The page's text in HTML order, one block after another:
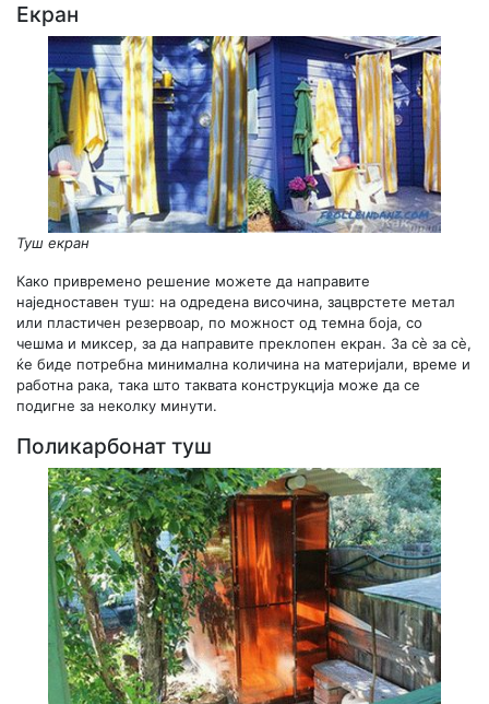
Екран
Туш екран
Како привремено решение можете да направите
наједноставен туш: на одредена височина, зацврстете метал
или пластичен резервоар, по можност од темна боја, со
чешма и миксер, за да направите преклопен екран. За сè за сè,
ќе биде потребна минимална количина на материјали, време и
работна рака, така што таквата конструкција може да се
подигне за неколку минути.
Поликарбонат туш